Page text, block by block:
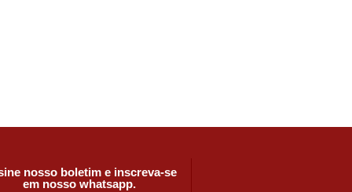
nosso boletim e inscreva-se
em nosso whatsapp.